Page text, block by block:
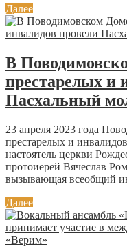
Далее
В
престарелых и
Пасхальный
23 апреля 2023 года
престарелых и
настоятель церкви
протоиерей Вячеслав
вызывающая всеобщий
Далее